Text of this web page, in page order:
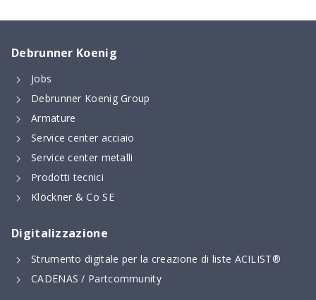
Debrunner Koenig
Jobs
Debrunner Koenig Group
Armature
Service center acciaio
Service center metalli
Prodotti tecnici
Klöckner & Co SE
Digitalizzazione
Strumento digitale per la creazione di liste ACILIST®
CADENAS / Partcommunity